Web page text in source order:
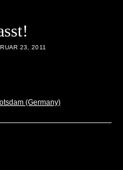
23, 2011
(Germany)